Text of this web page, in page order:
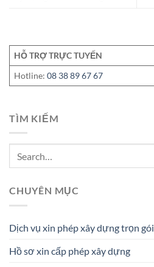
HỖ TRỢ TRỰC TUYẾN
Hotline:08 38 89 67 67
TÌM KIẾM
CHUYÊN MỤC
Dịch vụ xin phép xây dựng trọn gói
Hồ sơ xin cấp phép xây dựng